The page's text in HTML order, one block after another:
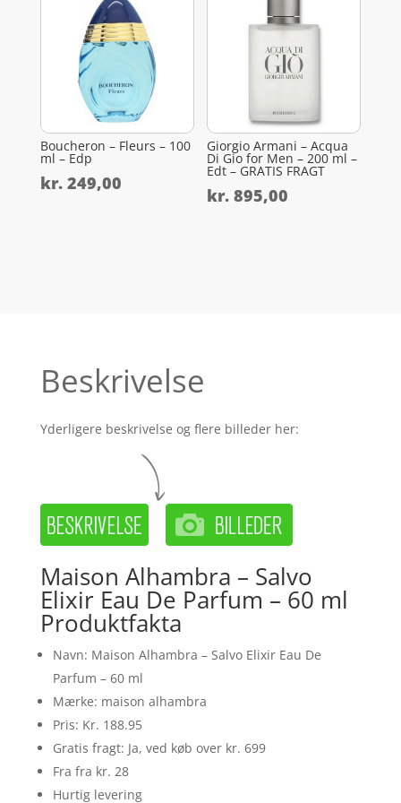
Boucheron – Fleurs – 100
ml – Edp
kr.249,00
Giorgio Armani – Acqua
Di Gio for Men – 200 ml –
Edt – GRATIS FRAGT
kr. 895,00
Beskrivelse
Yderligere beskrivelse og flere billeder her:
Maison Alhambra – Salvo
Elixir Eau De Parfum – 60 ml
Produktfakta
Navn: Maison Alhambra – Salvo Elixir Eau De
Parfum – 60 ml
Mærke: maison alhambra
Pris: Kr. 188.95
Gratis fragt: Ja, ved køb over kr. 699
Fra fra kr. 28
Hurtig levering